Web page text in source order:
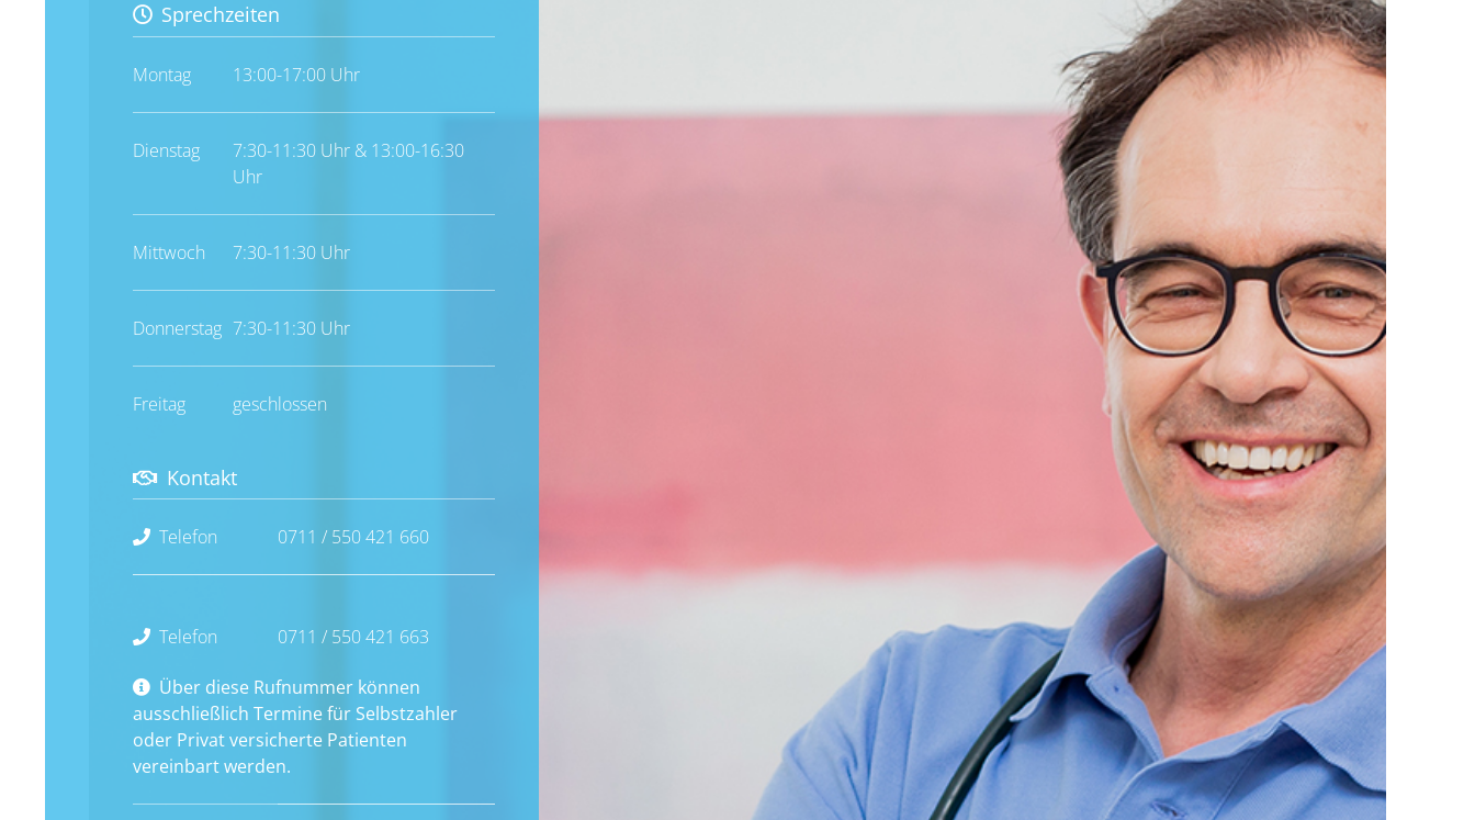
Sprechzeiten
Montag 13:00-17:00 Uhr
Dienstag
7:30-11:30 Uhr & 13:00-16:30
Uhr
Mittwoch 7:30-11:30 Uhr
Donnerstag 7:30-11:30 Uhr
Freitag geschlossen
Kontakt
Telefon 0711 / 550 421 660
Telefon 0711 / 550 421 663
Über diese Rufnummer können
ausschließlich Termine für Selbstzahler
oder Privat versicherte Patienten
vereinbart werden.